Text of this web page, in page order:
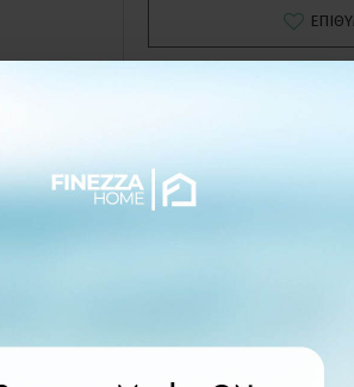
και τις βίδες για την τοποθέτηση του